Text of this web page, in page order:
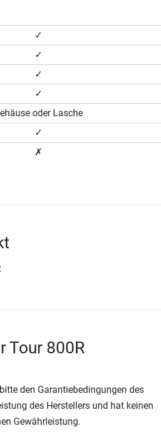
✓
✓
✓
✓
oder Lasche
✓
✗
Tour 800R
den Garantiebedingungen des
des Herstellers und hat keinen
Gewährleistung.